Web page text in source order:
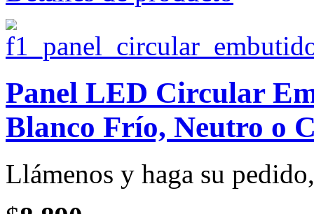
Panel LED Circular
Blanco Frío, Neutro o
Llámenos y haga su